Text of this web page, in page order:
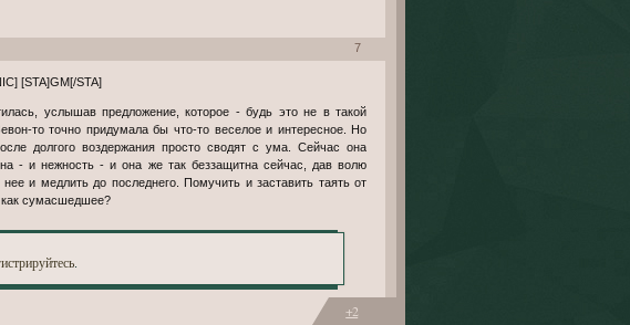
7
[STA]GM[/STA]
услышав предложение, которое - будь это не в такой
то точно придумала бы что-то веселое и интересное. Но
долгого воздержания просто сводят с ума. Сейчас она
- и нежность - и она же так беззащитна сейчас, дав волю
и медлить до последнего. Помучить и заставить таять от
как сумасшедшее?
.
+2